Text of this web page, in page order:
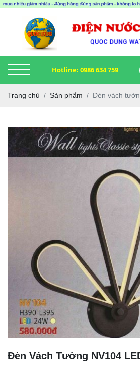
Hotline: 0986 634 759
Trang chủ Sản phẩm Đèn vách
Đèn Vách Tường NV104